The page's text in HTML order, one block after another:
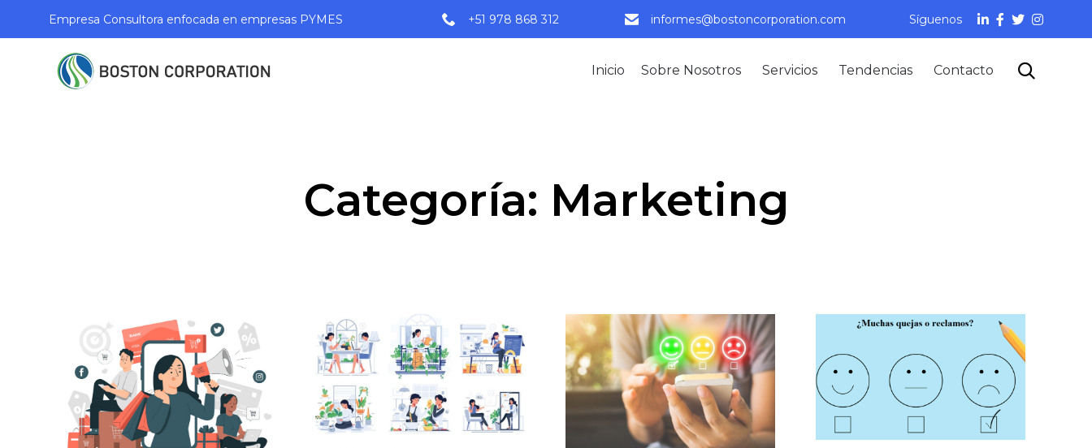
Empresa Consultora enfocada en empresas PYMES +51 978 868 312 informes@bostoncorporation.com Síguenos
Inicio Sobre Nosotros Servicios Tendencias Contacto 
Categoría: Marketing